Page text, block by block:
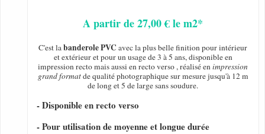
A partir de 27,00 € le m2*
C'est labanderole PVC avec la plus belle finition pour intérieur
et extérieur et pour un usage de 3 à 5 ans, disponible en
impression recto mais aussi en recto verso , réalisé enimpression
grand formatde qualité photographique sur mesure jusqu'à 12 m
de long et 5 de large sans soudure.
- Disponible en recto verso
- Pour utilisation de moyenne et longue durée